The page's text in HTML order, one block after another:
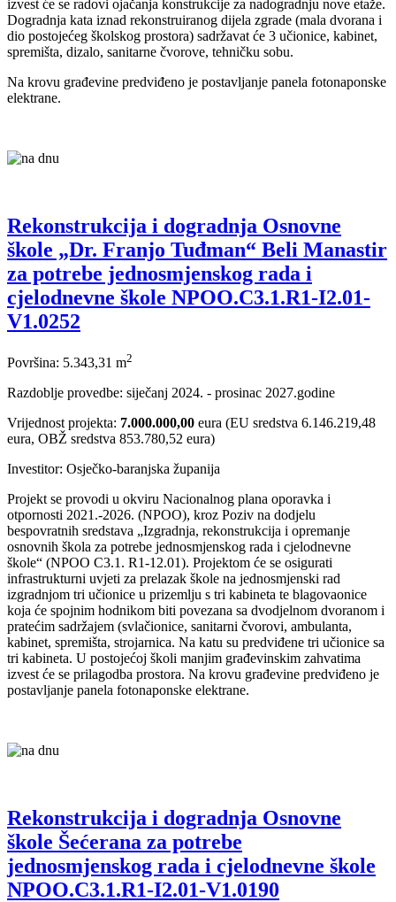
izvest će se radovi ojačanja konstrukcije za nadogradnju nove etaže.
Dogradnja kata iznad rekonstruiranog dijela zgrade (mala dvorana i
dio postojećeg školskog prostora) sadržavat će 3 učionice, kabinet,
spremišta, dizalo, sanitarne čvorove, tehničku sobu.
Na krovu građevine predviđeno je postavljanje panela fotonaponske
elektrane.
Rekonstrukcija i dogradnja Osnovne
škole „Dr. Franjo Tuđman“ Beli Manastir
za potrebe jednosmjenskog rada i
cjelodnevne škole NPOO.C3.1.R1-I2.01-
V1.0252
Površina: 5.343,31 m2
Razdoblje provedbe: siječanj 2024. - prosinac 2027.godine
Vrijednost projekta: 7.000.000,00 eura (EU sredstva 6.146.219,48
eura, OBŽ sredstva 853.780,52 eura)
Investitor: Osječko-baranjska županija
Projekt se provodi u okviru Nacionalnog plana oporavka i
otpornosti 2021.-2026. (NPOO), kroz Poziv na dodjelu
bespovratnih sredstava „Izgradnja, rekonstrukcija i opremanje
osnovnih škola za potrebe jednosmjenskog rada i cjelodnevne
škole“ (NPOO C3.1. R1-12.01). Projektom će se osigurati
infrastrukturni uvjeti za prelazak škole na jednosmjenski rad
izgradnjom tri učionice u prizemlju s tri kabineta te blagovaonice
koja će spojnim hodnikom biti povezana sa dvodjelnom dvoranom i
pratećim sadržajem (svlačionice, sanitarni čvorovi, ambulanta,
kabinet, spremišta, strojarnica. Na katu su predviđene tri učionice sa
tri kabineta. U postojećoj školi manjim građevinskim zahvatima
izvest će se prilagodba prostora. Na krovu građevine predviđeno je
postavljanje panela fotonaponske elektrane.
Rekonstrukcija i dogradnja Osnovne
škole Šećerana za potrebe
jednosmjenskog rada i cjelodnevne škole
NPOO.C3.1.R1-I2.01-V1.0190